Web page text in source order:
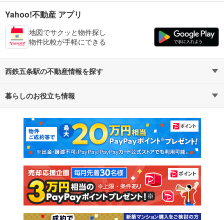
Yahoo!不動産 アプリ
地図でサクッと物件探し
物件比較が手軽にできる
西鉄五条駅の不動産情報を探す
不動産・住宅
新築マンション 中古マンション
新築一戸建て 中古一戸建て
注文住宅 土地
売却査定
暮らしのお役立ち情報
マンションカタログ 教えて！住まいの先生